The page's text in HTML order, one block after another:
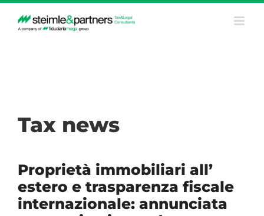
Salta
contenuto
Tax news
Proprietà immobiliari all’
estero e trasparenza fiscale
internazionale: annunciata